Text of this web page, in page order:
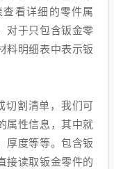
看详细的零件属
对于只包含钣金零
料明细表中表示钣
切割清单，我们可
属性信息，其中就
厚度等等。包含钣
接读取钣金零件的